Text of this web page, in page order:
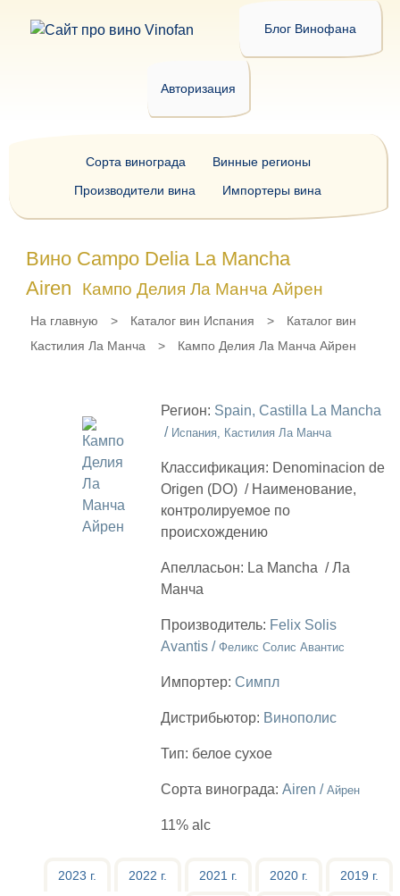
Блог Винофана
Авторизация
Вино Campo Delia La Mancha
Airen
Кампо Делия Ла Манча Айрен
На главную > Каталог вин Испания >
Каталог вин
Кастилия Ла Манча
> Кампо Делия Ла Манча Айрен
Регион: Spain, Castilla La Mancha
/ Испания, Кастилия Ла Манча
Классификация: Denominacion de
Origen (DO) / Наименование,
контролируемое по
происхождению
Апелласьон: La Mancha /Ла
Манча
Производитель: Felix Solis
Avantis / Феликс Солис Авантис
Импортер: Симпл
Дистрибьютор: Винополис
Тип: белое сухое
Сорта винограда: Airen / Айрен
11% alc
2023 г. 2022 г. 2021 г. 2020 г. 2019 г.
Сорта винограда
Винные регионы
Производители вина
Импортеры вина